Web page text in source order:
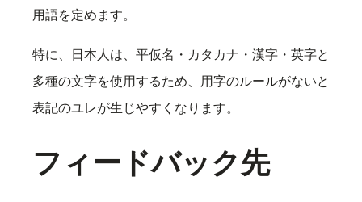
用語を定めます。
特に、日本人は、平仮名・カタカナ・漢字・英字と
多種の文字を使用するため、用字のルールがないと
表記のユレが生じやすくなります。
フィードバック先